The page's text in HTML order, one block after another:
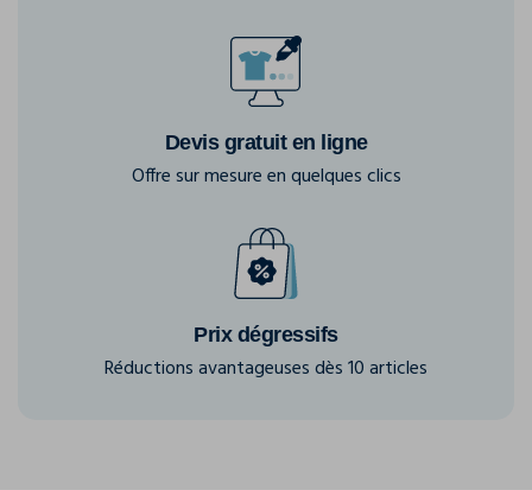
Devis gratuit en ligne
Offre sur mesure en quelques clics
Prix dégressifs
Réductions avantageuses dès 10 articles